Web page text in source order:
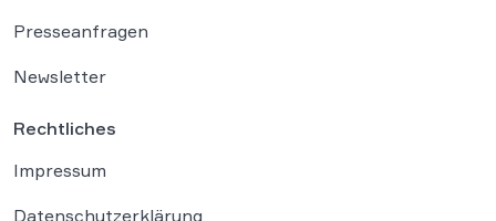
Presseanfragen
Newsletter
Rechtliches
Impressum
Datenschutzerklärung